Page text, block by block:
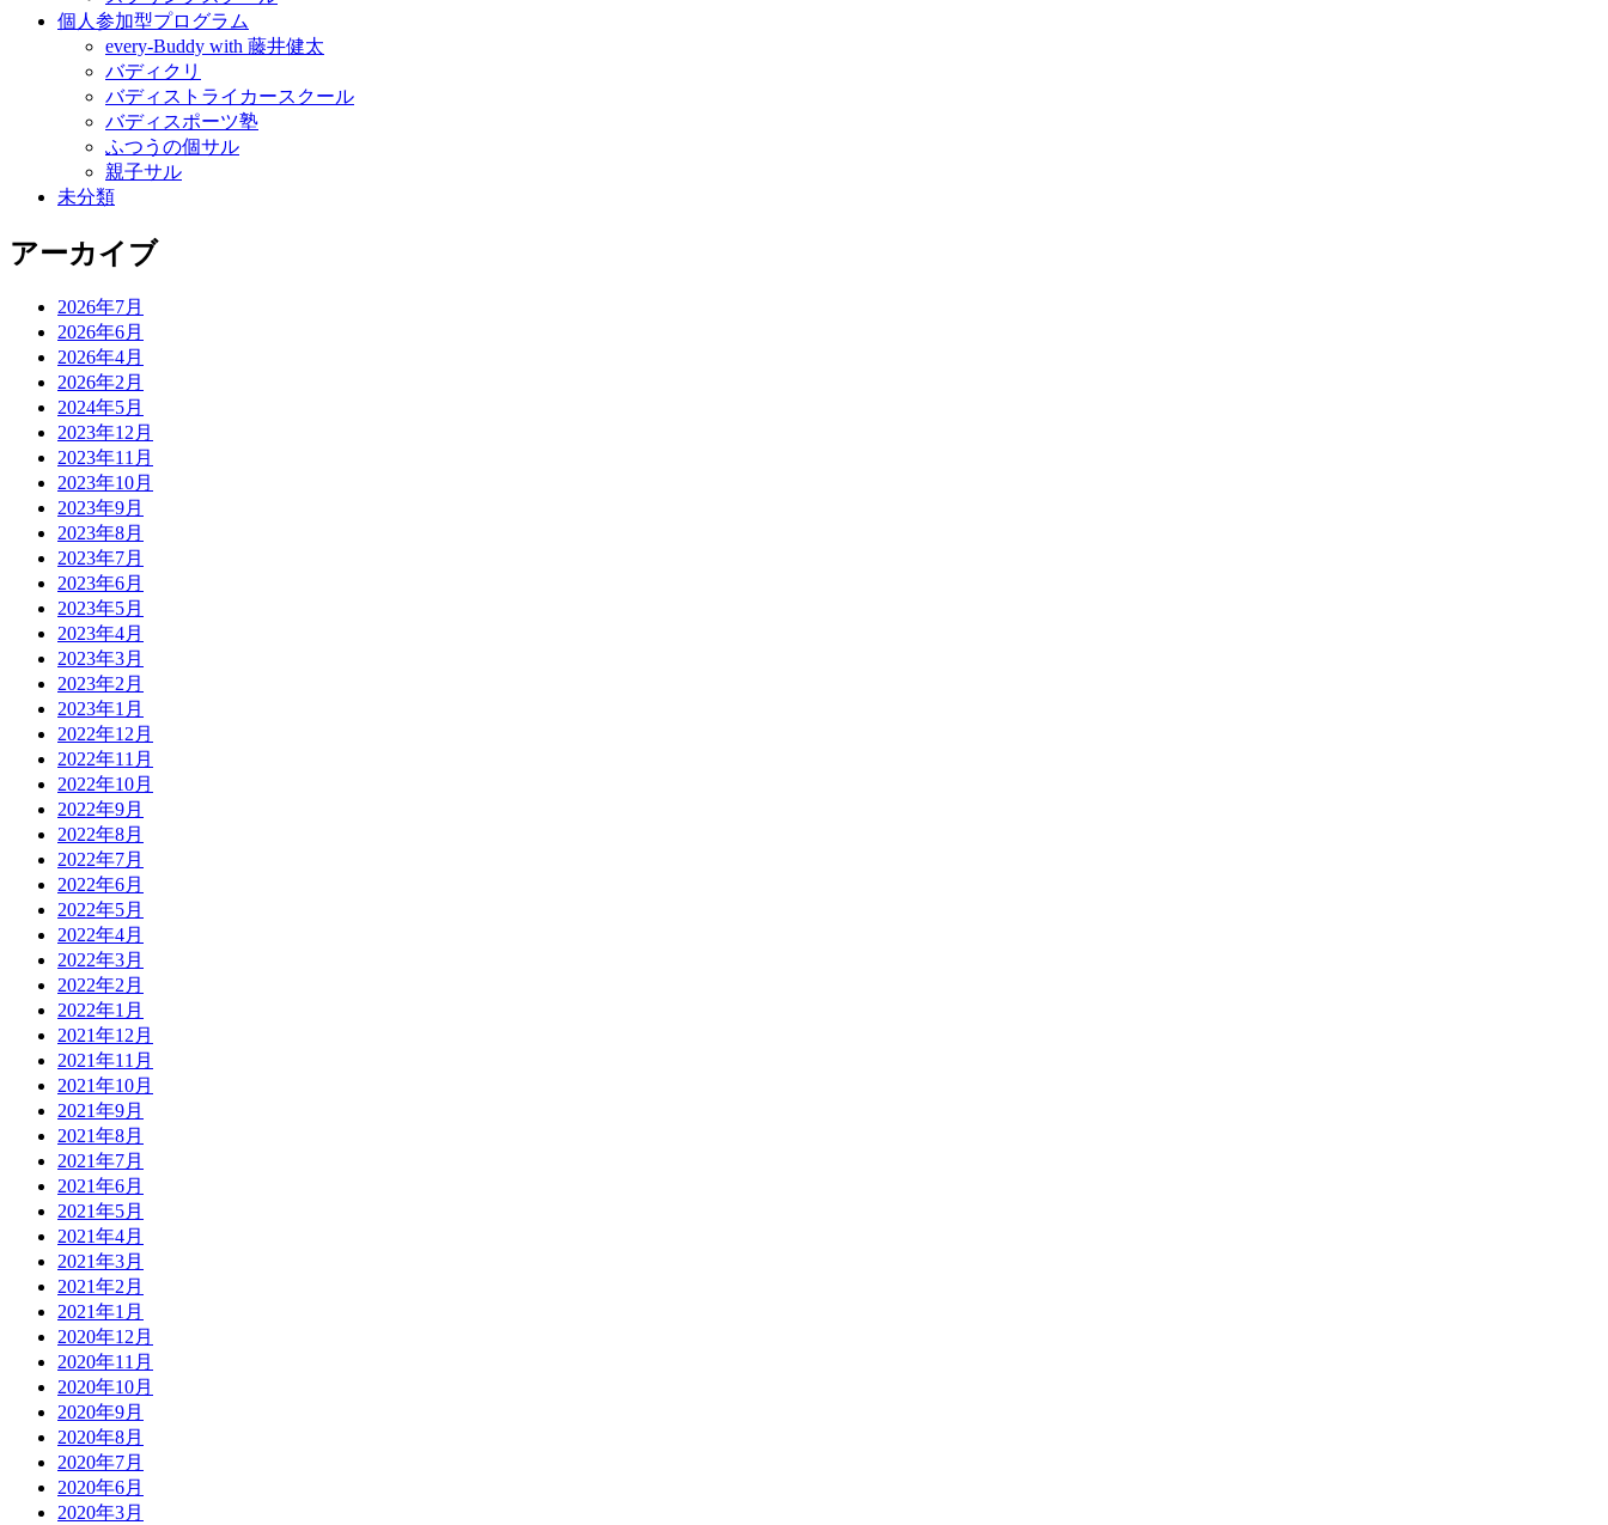
個人参加型プログラム
every-Buddy with 藤井健太
バディクリ
バディストライカースクール
バディスポーツ塾
ふつうの個サル
親子サル
未分類
アーカイブ
2026年7月
2026年6月
2026年4月
2026年2月
2024年5月
2023年12月
2023年11月
2023年10月
2023年9月
2023年8月
2023年7月
2023年6月
2023年5月
2023年4月
2023年3月
2023年2月
2023年1月
2022年12月
2022年11月
2022年10月
2022年9月
2022年8月
2022年7月
2022年6月
2022年5月
2022年4月
2022年3月
2022年2月
2022年1月
2021年12月
2021年11月
2021年10月
2021年9月
2021年8月
2021年7月
2021年6月
2021年5月
2021年4月
2021年3月
2021年2月
2021年1月
2020年12月
2020年11月
2020年10月
2020年9月
2020年8月
2020年7月
2020年6月
2020年3月